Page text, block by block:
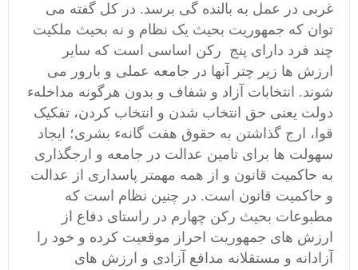
غربی در عمل به بالنده گی برسد. در کل گفته می
توان که جمهوریت بحیث یک نظام و نه بحیث ملکیت
چند فرد دارای پنج رکن اساسی است که سایر
ارزش ها زیر چتر آنها در جامعه عملی و بارور می
شوند. انتخابات آزاد و شفاف و بدون هرگونه مداخلهء
دولت یعنی حق انتخاب شدن و انتخاب کردن، تفکیک
قوا، ارج گذاشتن به حقوق هفت گانهء بشری؛ ایجاد
سهولت ها برای تامین عدالت در جامعه و ارجگذاری
به حاکمیت قانون و از همه مهمتر پاسداری از عدالت
و حاکمیت قانون است. در چنین نظام است که
مطبوعات بحیث رکن چهارم در راستای دفاع از
ارزش های جمهوریت احراز موقعیت کرده و خود را
آزادانه و مستقلانه مدافع آزادی و ارزش های